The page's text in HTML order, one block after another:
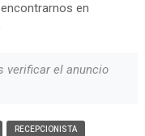
en
verificar el anuncio
RECEPCIONISTA